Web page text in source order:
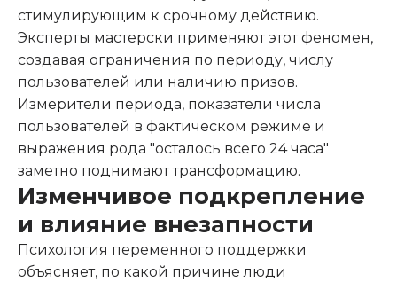
стимулирующим к срочному действию.
Эксперты мастерски применяют этот феномен,
создавая ограничения по периоду, числу
пользователей или наличию призов.
Измерители периода, показатели числа
пользователей в фактическом режиме и
выражения рода "осталось всего 24 часа"
заметно поднимают трансформацию.
Изменчивое подкрепление
и влияние внезапности
Психология переменного поддержки
объясняет, по какой причине люди